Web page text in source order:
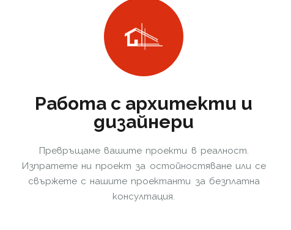
Работа с архитекти и
дизайнери
Превръщаме вашите проекти в реалност.
Изпратете ни проект за остойностяване или се
свържете с нашите проектанти за безплатна
консултация.